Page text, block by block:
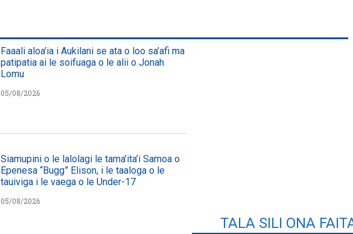
Faaali aloa’ia i Aukilani se ata o loo sa’afi ma
patipatia ai le soifuaga o le alii o Jonah
Lomu
05/08/2026
Siamupini o le lalolagi le tama’ita’i Samoa o
Epenesa “Bugg” Elison, i le taaloga o le
tauiviga i le vaega o le Under-17
05/08/2026
TALA SILI ONA